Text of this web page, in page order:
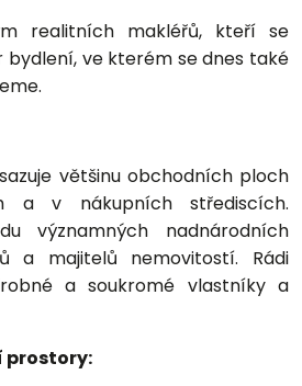
realitních makléřů, kteří se
bydlení, ve kterém se dnes také
většinu obchodních ploch
a v nákupních střediscích.
významných nadnárodních
a majitelů nemovitostí. Rádi
a soukromé vlastníky a
prostory: